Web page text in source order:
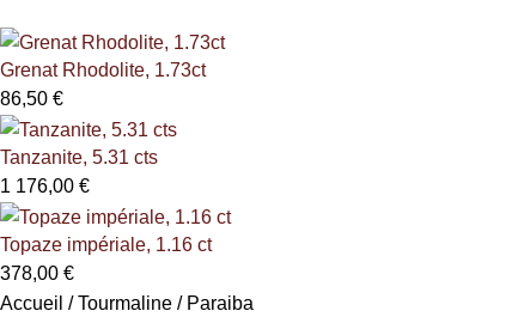
Grenat Rhodolite, 1.73ct
86,50 €
Tanzanite, 5.31 cts
1 176,00 €
Topaze impériale, 1.16 ct
378,00 €
Accueil
Tourmaline
Paraiba